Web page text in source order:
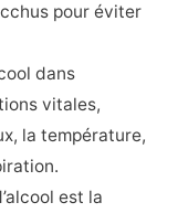
pour éviter
dans
vitales,
la température,
est la